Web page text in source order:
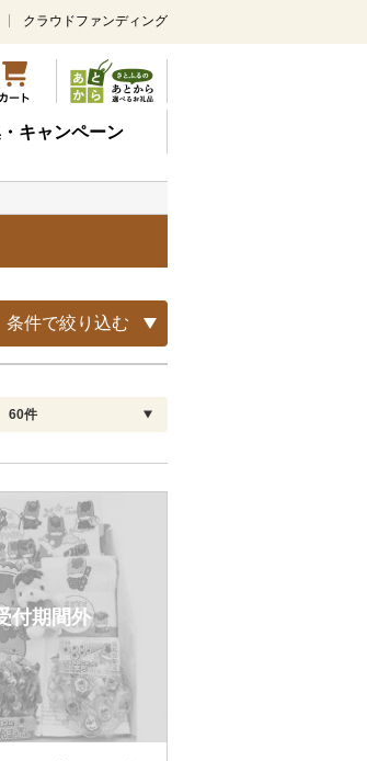
クラウドファンディング
キャンペーン
条件で絞り込む
解除
定可
指定可
指定可
のお礼品
リdeワンストップ申請
60件
60
90
120
付期間外